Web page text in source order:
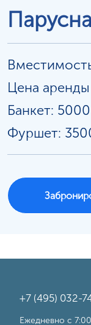
Цена
Банкет:
Фуршет:
+7 (495) 032-
Ежедневно с